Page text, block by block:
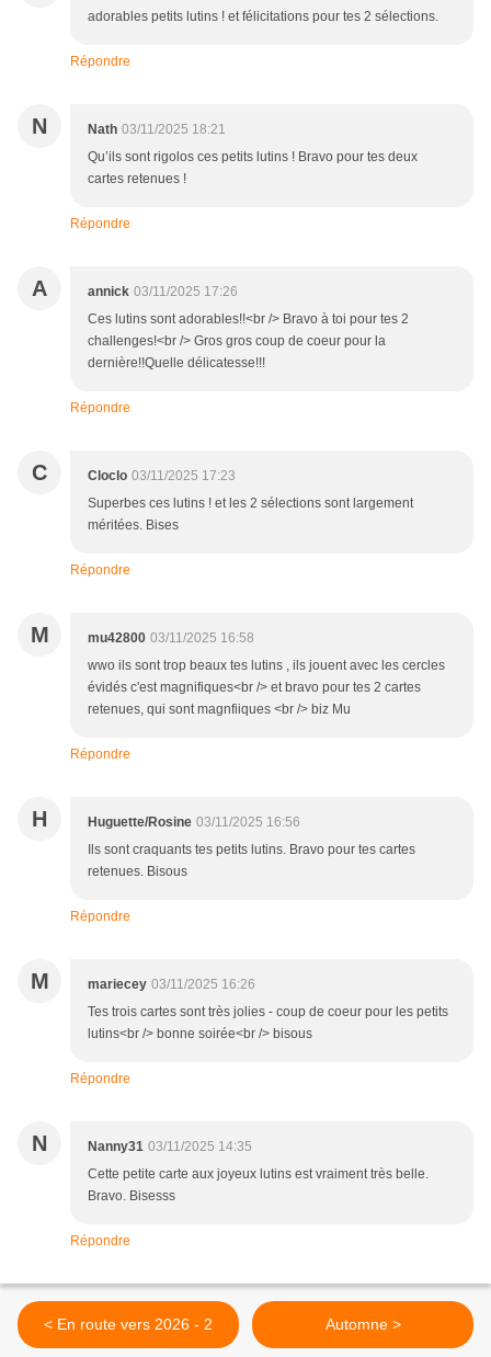
adorables petits lutins ! et félicitations pour tes 2 sélections.
Répondre
N Nath 03/11/2025 18:21
Qu’ils sont rigolos ces petits lutins ! Bravo pour tes deux
cartes retenues !
Répondre
A annick 03/11/2025 17:26
Ces lutins sont adorables!!<br /> Bravo à toi pour tes 2
challenges!<br /> Gros gros coup de coeur pour la
dernière!!Quelle délicatesse!!!
Répondre
C Cloclo 03/11/2025 17:23
Superbes ces lutins ! et les 2 sélections sont largement
méritées. Bises
Répondre
M mu42800 03/11/2025 16:58
wwo ils sont trop beaux tes lutins , ils jouent avec les cercles
évidés c'est magnifiques<br /> et bravo pour tes 2 cartes
retenues, qui sont magnfiiques <br /> biz Mu
Répondre
H Huguette/Rosine 03/11/2025 16:56
Ils sont craquants tes petits lutins. Bravo pour tes cartes
retenues. Bisous
Répondre
M mariecey 03/11/2025 16:26
Tes trois cartes sont très jolies - coup de coeur pour les petits
lutins<br /> bonne soirée<br /> bisous
Répondre
N Nanny31 03/11/2025 14:35
Cette petite carte aux joyeux lutins est vraiment très belle.
Bravo. Bisesss
Répondre
< En route vers 2026 - 2 Automne >